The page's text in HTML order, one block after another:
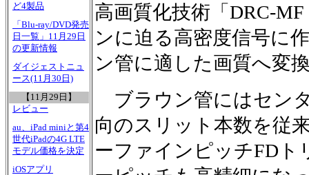
ど4製品
「Blu-ray/DVD発売
日一覧」11月29日
の更新情報
ダイジェストニュ
ース(11月30日)
【11月29日】
レビュー
au、iPad miniと第4
世代iPadの4G LTE
モデル価格を決定
iOSアプリ
高画質化技術「DRC-
ンに迫る高密度信号に
ン管に適した画質へ変
ブラウン管にはセン
向のスリット本数を従
ーファインピッチFDト